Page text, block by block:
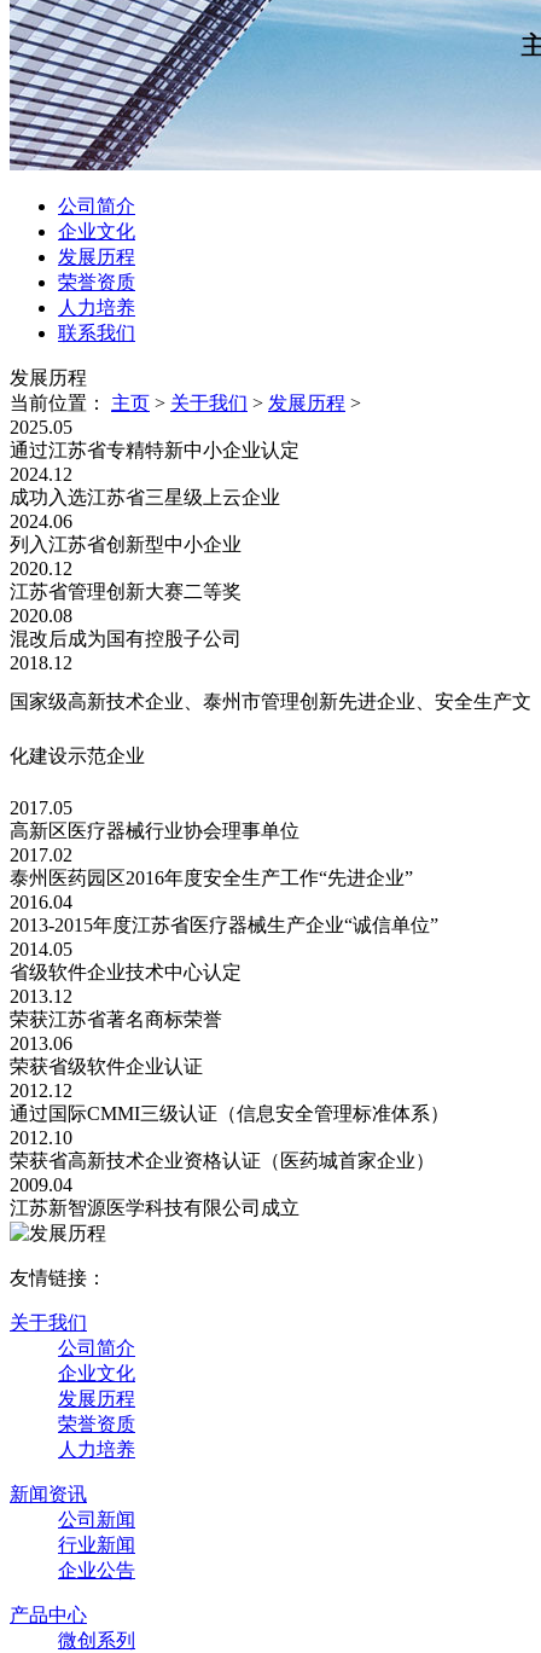
公司简介
企业文化
发展历程
荣誉资质
人力培养
联系我们
发展历程
当前位置：
主页 > 关于我们 > 发展历程 >
2025.05
通过江苏省专精特新中小企业认定
2024.12
成功入选江苏省三星级上云企业
2024.06
列入江苏省创新型中小企业
2020.12
江苏省管理创新大赛二等奖
2020.08
混改后成为国有控股子公司
2018.12
国家级高新技术企业、泰州市管理创新先进企业、安全生产文
化建设示范企业
2017.05
高新区医疗器械行业协会理事单位
2017.02
泰州医药园区2016年度安全生产工作“先进企业”
2016.04
2013-2015年度江苏省医疗器械生产企业“诚信单位”
2014.05
省级软件企业技术中心认定
2013.12
荣获江苏省著名商标荣誉
2013.06
荣获省级软件企业认证
2012.12
通过国际CMMI三级认证（信息安全管理标准体系）
2012.10
荣获省高新技术企业资格认证（医药城首家企业）
2009.04
江苏新智源医学科技有限公司成立
友情链接：
关于我们
公司简介
企业文化
发展历程
荣誉资质
人力培养
新闻资讯
公司新闻
行业新闻
企业公告
产品中心
微创系列